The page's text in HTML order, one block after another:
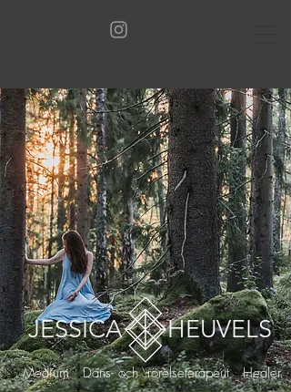
JESSICA HEUVELS
Medium Dans- och rörelseterapeut Healer